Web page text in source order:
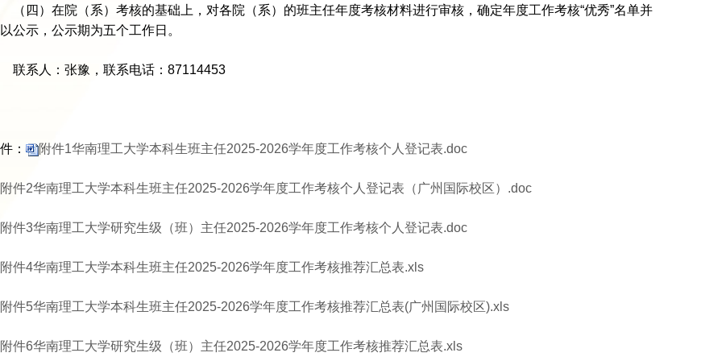
（四）在院（系）考核的基础上，对各院（系）的班主任年度考核材料进行审核，确定年度工作考核“优秀”名单并
公示，公示期为五个工作日。
联系人：张豫，联系电话：87114453
： 附件1华南理工大学本科生班主任2025-2026学年度工作考核个人登记表.doc
附件2华南理工大学本科生班主任2025-2026学年度工作考核个人登记表（广州国际校区）.doc
附件3华南理工大学研究生级（班）主任2025-2026学年度工作考核个人登记表.doc
附件4华南理工大学本科生班主任2025-2026学年度工作考核推荐汇总表.xls
附件5华南理工大学本科生班主任2025-2026学年度工作考核推荐汇总表(广州国际校区).xls
附件6华南理工大学研究生级（班）主任2025-2026学年度工作考核推荐汇总表.xls